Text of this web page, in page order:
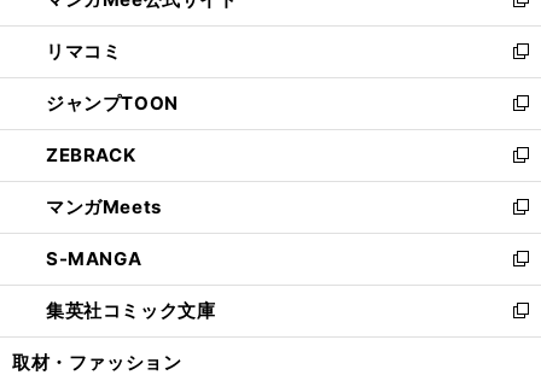
ウ
で
開
く
ン
ド
ウ
で
開
く
ウ
ィ
ン
ド
ウ
で
開
く
新
し
い
ウ
ィ
ン
ド
ウ
で
開
く
リマコミ
新
し
い
ウ
ィ
ン
ド
ウ
で
開
く
ジャンプTOON
新
し
い
ウ
ィ
ン
ド
ウ
で
開
ZEBRACK
新
し
い
ウ
ィ
ン
ド
ウ
マンガMeets
新
し
い
ウ
ィ
ン
S-MANGA
新
し
い
ウ
集英社コミック文庫
新
し
取材・ファッション